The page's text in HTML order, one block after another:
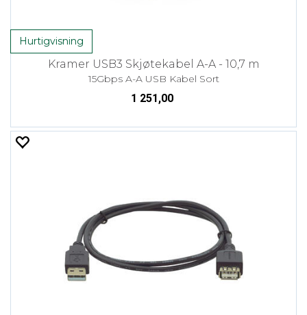
Hurtigvisning
Kramer USB3 Skjøtekabel A-A - 10,7 m
15Gbps A-A USB Kabel Sort
1 251,00